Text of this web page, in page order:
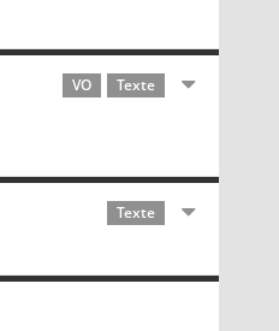
VO Texte
Texte